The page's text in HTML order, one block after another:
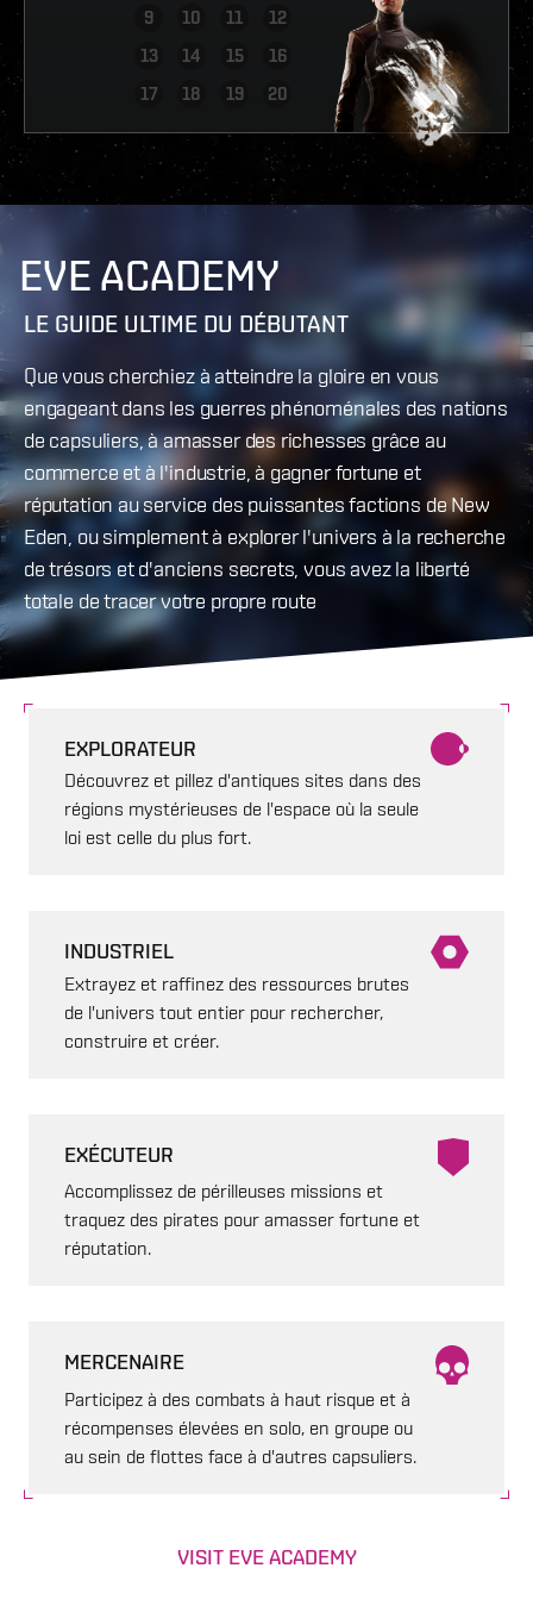
9
10 11
12
13
14 15
16
17
18 19 20
VOIR LE RAPPORT
EVE ACADEMY
LE GUIDE ULTIME DU DÉBUTANT
Que vous cherchiez à atteindre la gloire en vous
engageant dans les guerres phénoménales des nations
de capsuliers, à amasser des richesses grâce au
commerce et à l'industrie, à gagner fortune et
réputation au service des puissantes factions de New
Eden, ou simplement à explorer l'univers à la recherche
de trésors et d'anciens secrets, vous avez la liberté
totale de tracer votre propre route
EXPLORATEUR
Découvrez et pillez d'antiques sites dans des
régions mystérieuses de l'espace où la seule
loi est celle du plus fort.
INDUSTRIEL
Extrayez et raffinez des ressources brutes
de l'univers tout entier pour rechercher,
construire et créer.
EXÉCUTEUR
Accomplissez de périlleuses missions et
traquez des pirates pour amasser fortune et
réputation.
MERCENAIRE
Participez à des combats à haut risque et à
récompenses élevées en solo, en groupe ou
au sein de flottes face à d'autres capsuliers.
VISIT EVE ACADEMY